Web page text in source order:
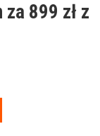
899 zł z